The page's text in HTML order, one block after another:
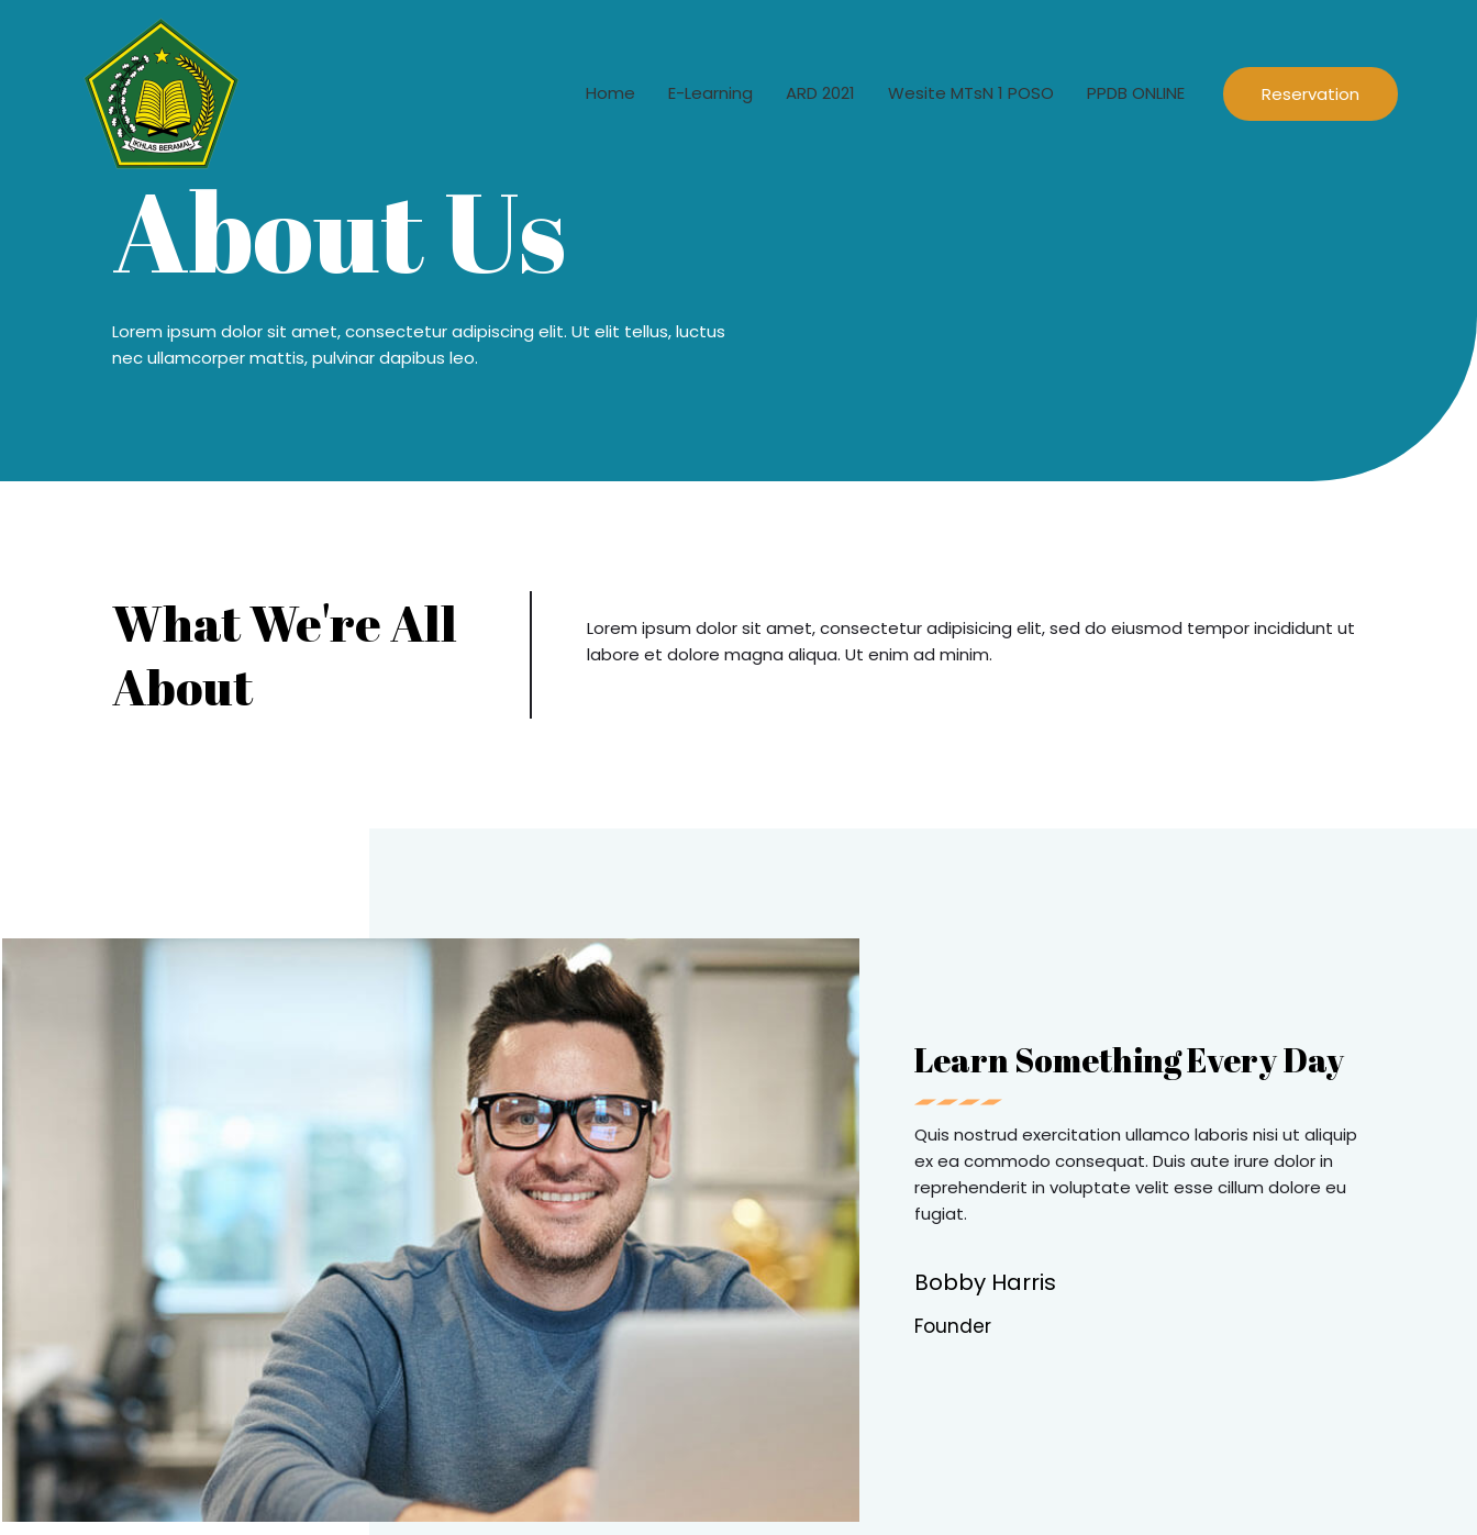
Home E-Learning ARD 2021 Wesite MTsN 1 POSO PPDB ONLINE Reservation
About Us
Lorem ipsum dolor sit amet, consectetur adipiscing elit. Ut elit tellus, luctus
nec ullamcorper mattis, pulvinar dapibus leo.
What We're All
About
Lorem ipsum dolor sit amet, consectetur adipisicing elit, sed do eiusmod tempor incididunt ut
labore et dolore magna aliqua. Ut enim ad minim.
Learn Something Every Day
Quis nostrud exercitation ullamco laboris nisi ut aliquip
ex ea commodo consequat. Duis aute irure dolor in
reprehenderit in voluptate velit esse cillum dolore eu
fugiat.
Bobby Harris
Founder